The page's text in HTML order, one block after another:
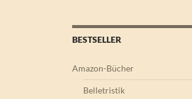
BESTSELLER
Amazon-Bücher
Belletristik